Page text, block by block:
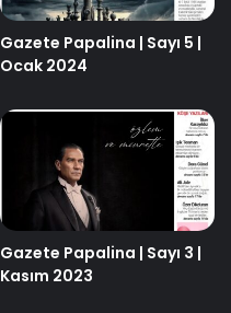
Gazete Papalina | Sayı 5 |
Ocak 2024
Gazete Papalina | Sayı 3 |
Kasım 2023